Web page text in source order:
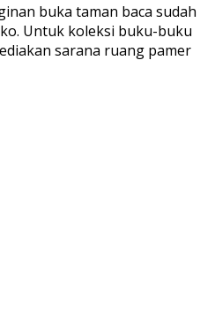
buka taman baca sudah
Untuk koleksi buku-buku
sarana ruang pamer